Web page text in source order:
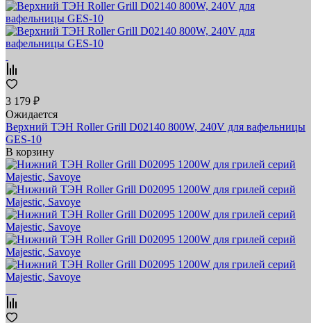
3 179 ₽
Ожидается
Верхний ТЭН Roller Grill D02140 800W, 240V для вафельницы
GES-10
В корзину